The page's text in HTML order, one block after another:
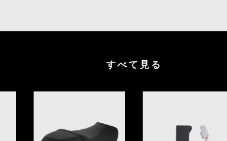
すべて見る